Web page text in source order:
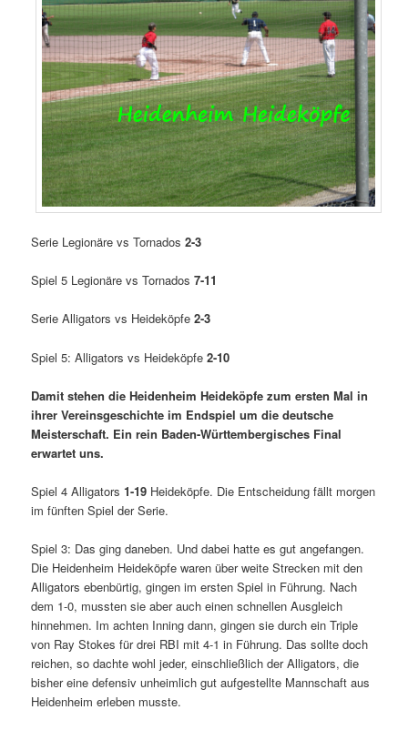
Serie Legionäre vs Tornados2-3
Spiel 5 Legionäre vs Tornados7-11
Serie Alligators vs Heideköpfe2-3
Spiel 5: Alligators vs Heideköpfe2-10
Damit stehen die Heidenheim Heideköpfe zum ersten Mal in
ihrer Vereinsgeschichte im Endspiel um die deutsche
Meisterschaft. Ein rein Baden-Württembergisches Final
erwartet uns.
Spiel 4 Alligators1-19 Heideköpfe. Die Entscheidung fällt morgen
im fünften Spiel der Serie.
Spiel 3: Das ging daneben. Und dabei hatte es gut angefangen.
Die Heidenheim Heideköpfe waren über weite Strecken mit den
Alligators ebenbürtig, gingen im ersten Spiel in Führung. Nach
dem 1-0, mussten sie aber auch einen schnellen Ausgleich
hinnehmen. Im achten Inning dann, gingen sie durch ein Triple
von Ray Stokes für drei RBI mit 4-1 in Führung. Das sollte doch
reichen, so dachte wohl jeder, einschließlich der Alligators, die
bisher eine defensiv unheimlich gut aufgestellte Mannschaft aus
Heidenheim erleben musste.